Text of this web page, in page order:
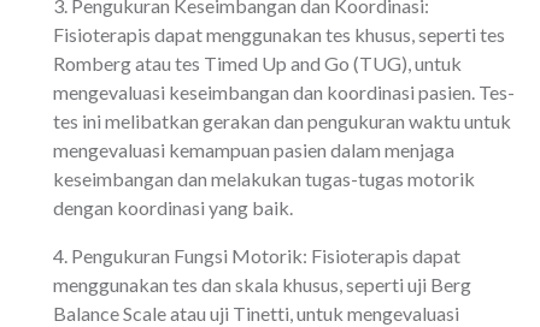
3. Pengukuran Keseimbangan dan Koordinasi:
Fisioterapis dapat menggunakan tes khusus, seperti tes
Romberg atau tes Timed Up and Go (TUG), untuk
mengevaluasi keseimbangan dan koordinasi pasien. Tes-
tes ini melibatkan gerakan dan pengukuran waktu untuk
mengevaluasi kemampuan pasien dalam menjaga
keseimbangan dan melakukan tugas-tugas motorik
dengan koordinasi yang baik.
4. Pengukuran Fungsi Motorik: Fisioterapis dapat
menggunakan tes dan skala khusus, seperti uji Berg
Balance Scale atau uji Tinetti, untuk mengevaluasi